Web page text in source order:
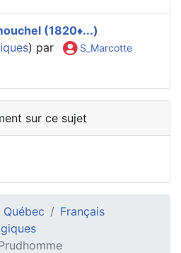
(1820♦️...)
) par S_Marcotte
sur ce sujet
Français